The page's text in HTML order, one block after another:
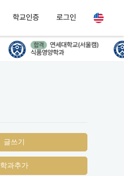
학교인증 로그인
합격
연세대학교(서울캠)
식품영양학과
글쓰기
학과추가